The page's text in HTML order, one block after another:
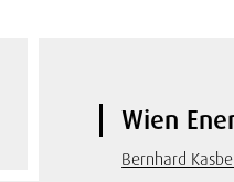
Wien
Bernhard